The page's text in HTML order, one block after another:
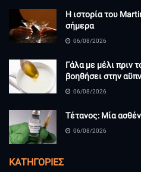
Η ιστορία του
σήμερα
06/08/2026
Γάλα με μέλι πριν
βοηθήσει στην
06/08/2026
Τέτανος: Μία
06/08/2026
KΑΤΗΓΟΡΊΕΣ